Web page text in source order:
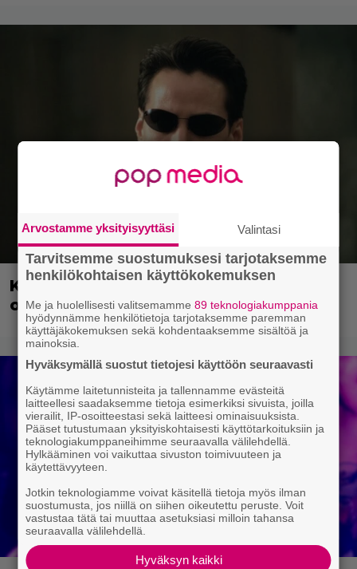
Kaipaatko Matrix-leffoja? – Warnerilla
on sinulle uutisia
Arvostamme yksityisyyttäsi Valintasi
Tarvitsemme suostumuksesi tarjotaksemme
henkilökohtaisen käyttökokemuksen
Me ja huolellisesti valitsemamme89 teknologiakumppania
hyödynnämme henkilötietoja tarjotaksemme paremman
käyttäjäkokemuksen sekä kohdentaaksemme sisältöä ja
mainoksia.
Hyväksymällä suostut tietojesi käyttöön seuraavasti
Käytämme laitetunnisteita ja tallennamme evästeitä
laitteellesi saadaksemme tietoja esimerkiksi sivuista, joilla
vierailit, IP-osoitteestasi sekä laitteesi ominaisuuksista.
Pääset tutustumaan yksityiskohtaisesti käyttötarkoituksiin ja
teknologiakumppaneihimme seuraavalla välilehdellä.
Hylkääminen voi vaikuttaa sivuston toimivuuteen ja
käytettävyyteen.
Jotkin teknologiamme voivat käsitellä tietoja myös ilman
suostumusta, jos niillä on siihen oikeutettu peruste. Voit
vastustaa tätä tai muuttaa asetuksiasi milloin tahansa
seuraavalla välilehdellä.
Hyväksyn kaikki